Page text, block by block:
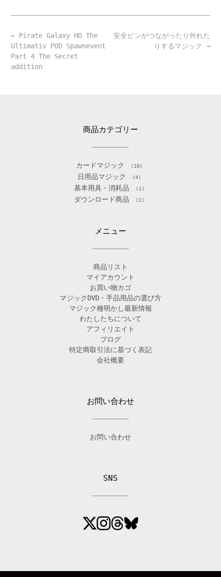
Post
navigation
安全ピンがつながったり外れた
りするマジック →
← Pirate Galaxy HD The
Ultimativ POD Spawnevent
Part 4 The Secret
addition
商品カテゴリー
カードマジック (10)
日用品マジック (4)
基本用具・消耗品 (1)
ダウンロード商品 (2)
メニュー
商品リスト
マイアカウント
お買い物カゴ
マジックDVD・手品用品の選び方
マジック種明かし最新情報
わたしたちについて
アフィリエイト
ブログ
特定商取引法に基づく表記
会社概要
お問い合わせ
お問い合わせ
SNS